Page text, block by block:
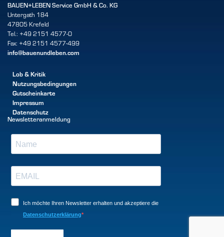
BAUEN+LEBEN Service GmbH & Co. KG
Untergath 184
47805 Krefeld
Tel.: +49 2151 4577-0
Fax: +49 2151 4577-499
info@bauenundleben.com
Lob & Kritik
Nutzungsbedingungen
Gutscheinkarte
Impressum
Datenschutz
Newsletteranmeldung
Ich möchte Ihren Newsletter erhalten und akzeptiere die
Datenschutzerklärung